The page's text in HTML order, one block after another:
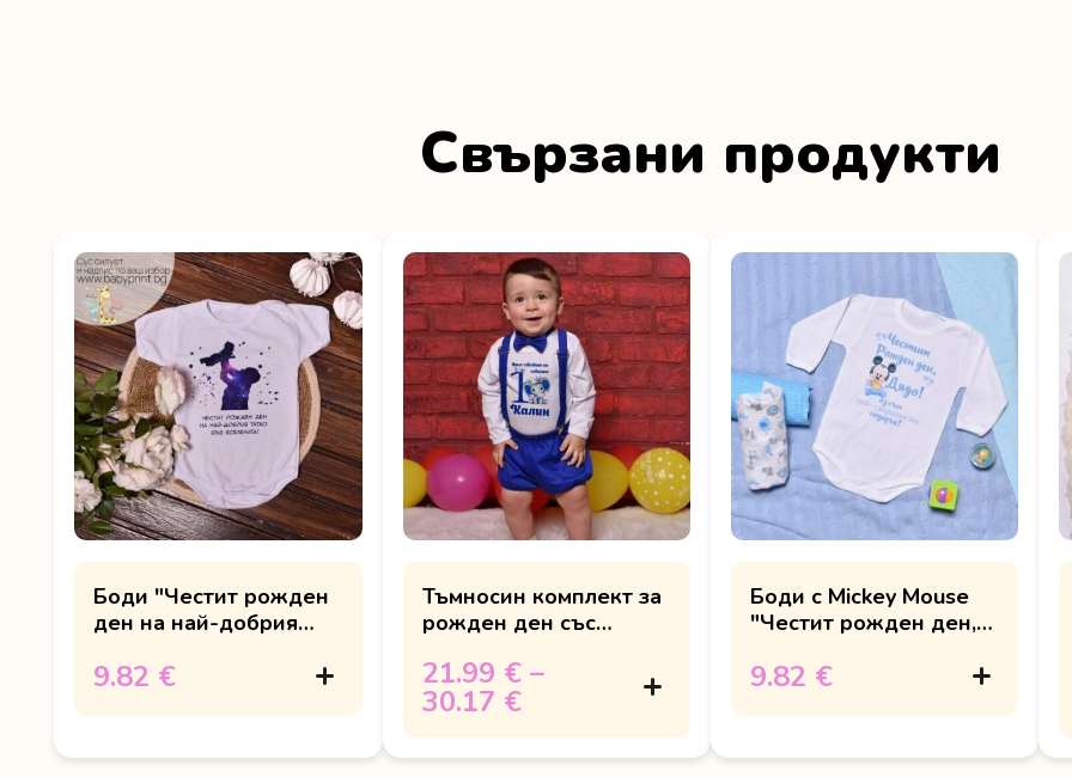
Свързани продукти
Боди "Честит рожден
ден на най-добрия
9.82 €
Тъмносин комплект за
рожден ден със
21.99 € –
30.17 €
Боди с Mickey Mouse
"Честит рожден ден,
9.82 €